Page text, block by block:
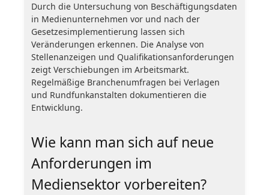
Durch die Untersuchung von Beschäftigungsdaten
in Medienunternehmen vor und nach der
Gesetzesimplementierung lassen sich
Veränderungen erkennen. Die Analyse von
Stellenanzeigen und Qualifikationsanforderungen
zeigt Verschiebungen im Arbeitsmarkt.
Regelmäßige Branchenumfragen bei Verlagen
und Rundfunkanstalten dokumentieren die
Entwicklung.
Wie kann man sich auf neue
Anforderungen im
Mediensektor vorbereiten?